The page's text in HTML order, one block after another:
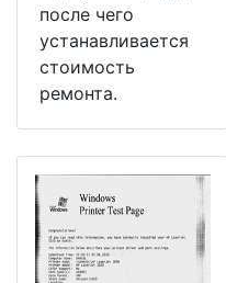
после чего
устанавливается
стоимость
ремонта.